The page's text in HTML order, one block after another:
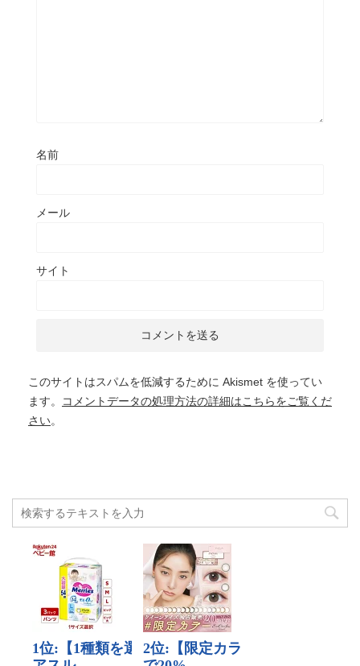
名前
メール
サイト
このサイトはスパムを低減するために Akismet を使ってい
ます。
コメントデータの処理方法の詳細はこちらをご覧くだ
さい。